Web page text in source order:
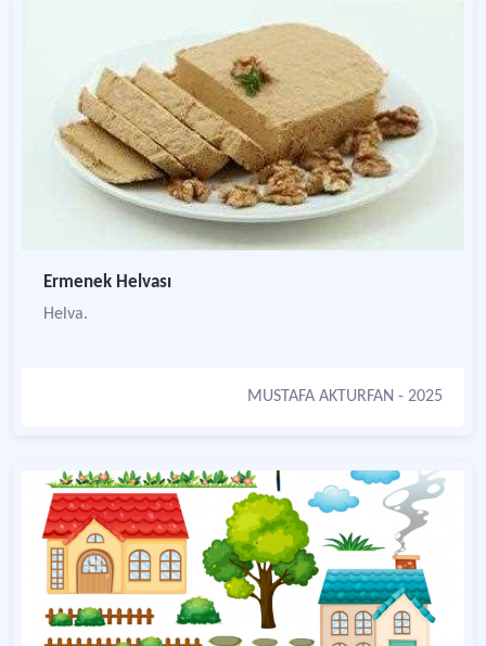
Ermenek Helvası
Helva.
MUSTAFA AKTURFAN - 2025